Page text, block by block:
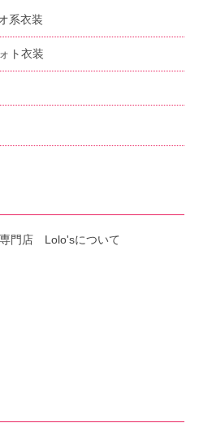
系衣装
ト衣装
門店 Lolo'sについて